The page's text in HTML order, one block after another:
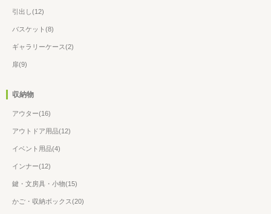
引出し(12)
バスケット(8)
ギャラリーケース(2)
扉(9)
収納物
アウター(16)
アウトドア用品(12)
イベント用品(4)
インナー(12)
鍵・文房具・小物(15)
かご・収納ボックス(20)